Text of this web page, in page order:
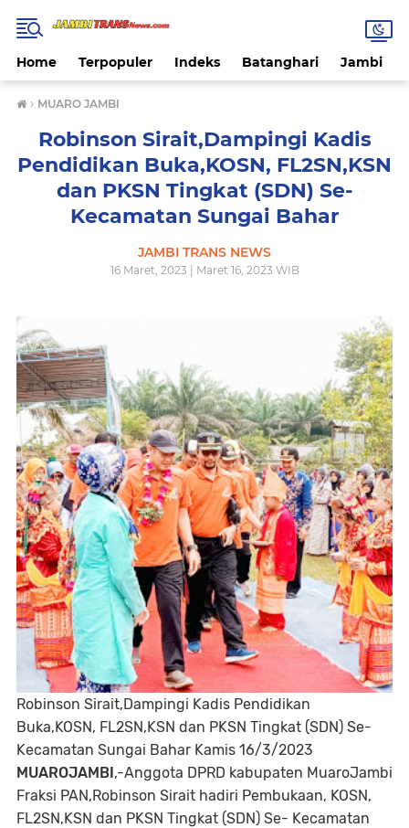
Home Terpopuler Indeks Batanghari Jambi
› MUARO JAMBI
Robinson Sirait,Dampingi Kadis
Pendidikan Buka,KOSN, FL2SN,KSN
dan PKSN Tingkat (SDN) Se-
Kecamatan Sungai Bahar
JAMBI TRANS NEWS
16 Maret, 2023 | Maret 16, 2023 WIB
Robinson Sirait,Dampingi Kadis Pendidikan
Buka,KOSN, FL2SN,KSN dan PKSN Tingkat (SDN) Se-
Kecamatan Sungai Bahar Kamis 16/3/2023
MUAROJAMBI,-Anggota DPRD kabupaten MuaroJambi
Fraksi PAN,Robinson Sirait hadiri Pembukaan, KOSN,
FL2SN,KSN dan PKSN Tingkat (SDN) Se- Kecamatan